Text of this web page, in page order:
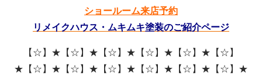
ショールーム来店予約
リメイクハウス・ムキムキ塗装のご紹介ページ
【☆】★【☆】★【☆】★【☆】★【☆】★【☆】
★【☆】★【☆】★【☆】★【☆】★【☆】★【☆】★